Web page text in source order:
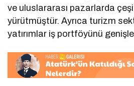
ve uluslararası pazarlarda
yürütmüştür. Ayrıca turizm
yatırımlar iş portföyünü